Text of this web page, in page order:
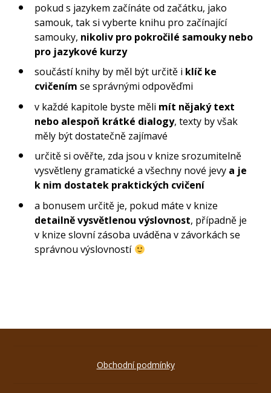
pokud s jazykem začínáte od začátku, jako
samouk, tak si vyberte knihu pro začínající
samouky, nikoliv pro pokročilé samouky nebo
pro jazykové kurzy
součástí knihy by měl být určitě i klíč ke
cvičením se správnými odpověďmi
v každé kapitole byste měli mít nějaký text
nebo alespoň krátké dialogy, texty by však
měly být dostatečně zajímavé
určitě si ověřte, zda jsou v knize srozumitelně
vysvětleny gramatické a všechny nové jevy a je
k nim dostatek praktických cvičení
a bonusem určitě je, pokud máte v knize
detailně vysvětlenou výslovnost, případně je
v knize slovní zásoba uváděna v závorkách se
správnou výslovností
Obchodní podmínky